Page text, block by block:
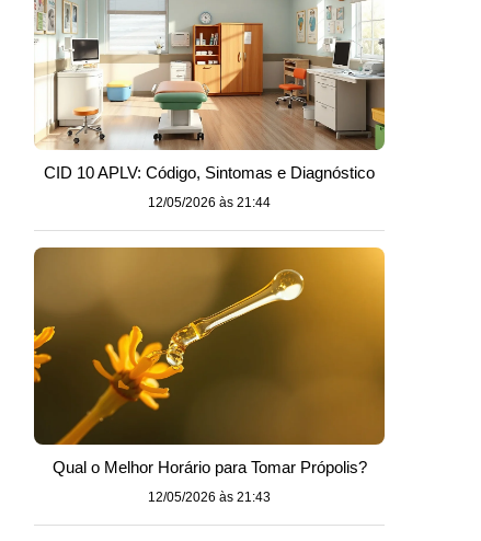
CID 10 APLV: Código, Sintomas e Diagnóstico
12/05/2026 às 21:44
Qual o Melhor Horário para Tomar Própolis?
12/05/2026 às 21:43